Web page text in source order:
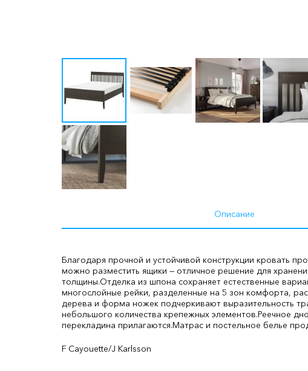
Описание
Благодаря прочной и устойчивой конструкции кровать
можно разместить ящики — отличное решение для
толщины.Отделка из шпона сохраняет естественные
многослойные рейки, разделенные на 5 зон комфорта,
дерева и форма ножек подчеркивают выразительность
небольшого количества крепежных элементов.Реечное
перекладина прилагаются.Матрас и постельное белье
F Cayouette/J Karlsson